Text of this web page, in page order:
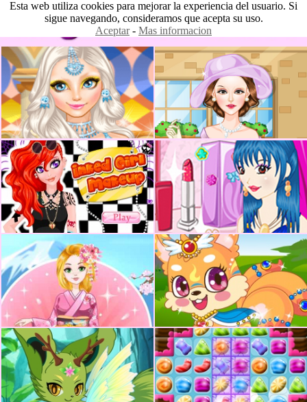
Esta web utiliza cookies para mejorar la experiencia del usuario. Si
sigue navegando, consideramos que acepta su uso.
Aceptar- Mas informacion